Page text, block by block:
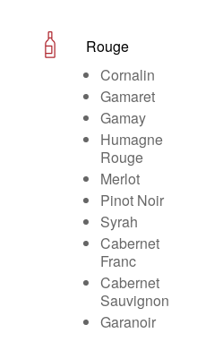
Rouge
Cornalin
Gamaret
Gamay
Humagne
Rouge
Merlot
Pinot Noir
Syrah
Cabernet
Franc
Cabernet
Sauvignon
Garanoir